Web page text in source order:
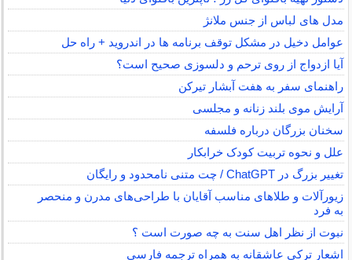
مدل های لباس از جنس ملانژ
عوامل دخیل در مشکل توقف برنامه ها در اندروید + راه حل
آیا ازدواج از روی ترحم و دلسوزی صحیح است؟
راهنمای سفر به هفت آبشار تیرکن
آرایش موی بلند زنانه و مجلسی
سخنان بزرگان درباره فلسفه
علل و نحوه تربیت کودک خرابکار
تغییر بزرگ در ChatGPT / چت متنی نامحدود و رایگان
زیورآلات و طلاهای مناسب آقایان با طراحی‌های مدرن و منحصر
به فرد
نبوت از نظر اهل سنت به چه صورت است ؟
اشعار ترکی عاشقانه به همراه ترجمه فارسی